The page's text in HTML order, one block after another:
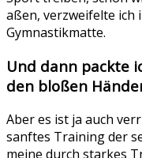
aßen, verzweifelte ich
Gymnastikmatte.
Und dann packte
den bloßen
Aber es ist ja auch
sanftes Training der
meine durch starkes